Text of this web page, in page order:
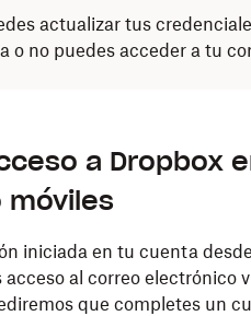
actualizar tus
o no puedes acceder a tu
a Dropbox
iniciada en tu cuenta
acceso al correo electrónico
que completes un